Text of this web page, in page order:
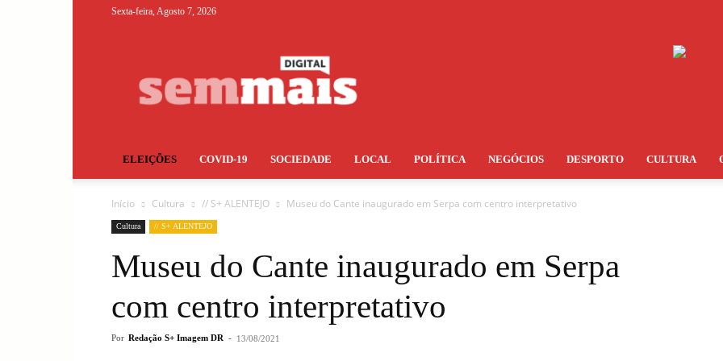
Sexta-feira, Agosto 7, 2026
ELEIÇÕES COVID-19 SOCIEDADE LOCAL POLÍTICA NEGÓCIOS DESPORTO CULTURA
Início Cultura // S+ ALENTEJO Museu do Cante inaugurado em Serpa com centro interpretativo
Cultura // S+ ALENTEJO
Museu do Cante inaugurado em Serpa
com centro interpretativo
Por Redação S+ Imagem DR - 13/08/2021